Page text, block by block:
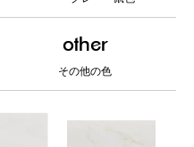
other
その他の色